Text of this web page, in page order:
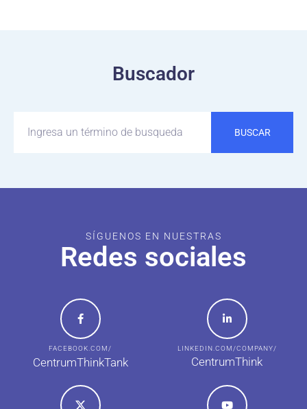
Buscador
BUSCAR
SÍGUENOS EN NUESTRAS
Redes sociales
FACEBOOK.COM/
CentrumThinkTank
LINKEDIN.COM/COMPANY/
CentrumThink